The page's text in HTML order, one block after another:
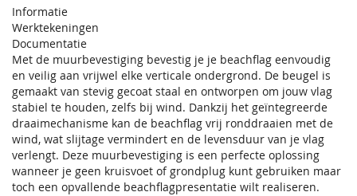
Informatie
Werktekeningen
Documentatie
Met de muurbevestiging bevestig je je beachflag eenvoudig
en veilig aan vrijwel elke verticale ondergrond. De beugel is
gemaakt van stevig gecoat staal en ontworpen om jouw vlag
stabiel te houden, zelfs bij wind. Dankzij het geïntegreerde
draaimechanisme kan de beachflag vrij ronddraaien met de
wind, wat slijtage vermindert en de levensduur van je vlag
verlengt. Deze muurbevestiging is een perfecte oplossing
wanneer je geen kruisvoet of grondplug kunt gebruiken maar
toch een opvallende beachflagpresentatie wilt realiseren.